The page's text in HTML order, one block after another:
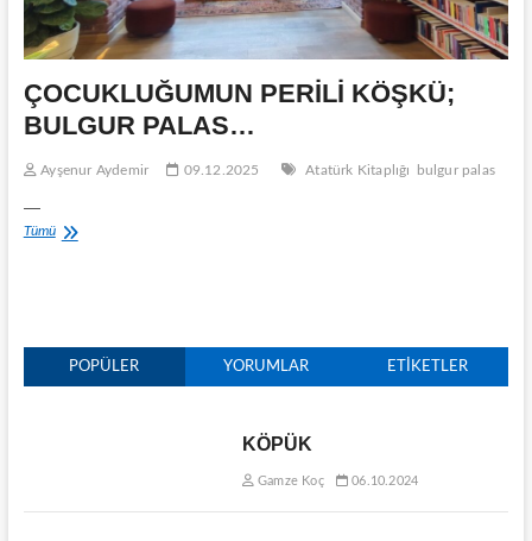
ÇOCUKLUĞUMUN PERİLİ KÖŞKÜ;
BULGUR PALAS…
Ayşenur Aydemir 09.12.2025 Atatürk Kitaplığı bulgur palas
—
TümüÇOCUKLUĞUMUN
POPÜLER YORUMLAR ETIKETLER
KÖPÜK
Gamze Koç 06.10.2024